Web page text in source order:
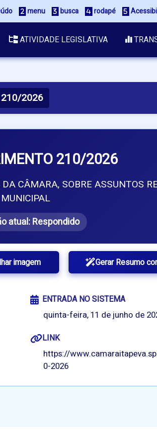
menu busca rodapé
ATIVIDADE LEGISLATIVA
210/2026
210/2026
CÂMARA, SOBRE ASSUNTOS
MUNICIPAL
atual:Respondido
imagem Gerar Resumo
ENTRADA NO SISTEMA
quinta-feira, 11 de junho de
LINK
https://
0-2026